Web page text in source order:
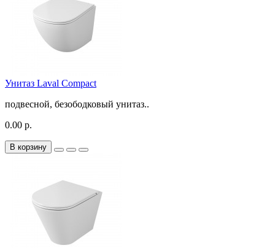
Унитаз Laval Compact
подвесной, безободковый унитаз..
0.00 р.
В корзину